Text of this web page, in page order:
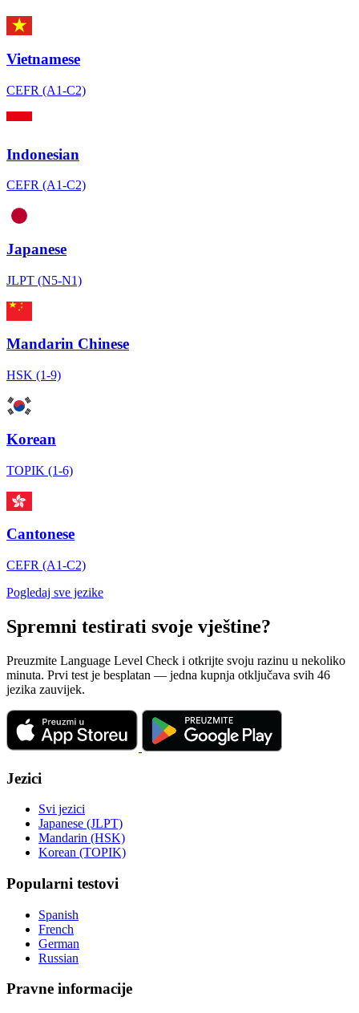
Vietnamese
CEFR (A1-C2)
Indonesian
CEFR (A1-C2)
Japanese
JLPT (N5-N1)
Mandarin Chinese
HSK (1-9)
Korean
TOPIK (1-6)
Cantonese
CEFR (A1-C2)
Pogledaj sve jezike
Spremni testirati svoje vještine?
Preuzmite Language Level Check i otkrijte svoju razinu u nekoliko
minuta. Prvi test je besplatan — jedna kupnja otključava svih 46
jezika zauvijek.
Jezici
Svi jezici
Japanese (JLPT)
Mandarin (HSK)
Korean (TOPIK)
Popularni testovi
Spanish
French
German
Russian
Pravne informacije